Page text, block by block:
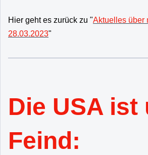
Hier geht es zurück zu "Aktuelles über
28.03.2023"
Die USA ist
Feind: